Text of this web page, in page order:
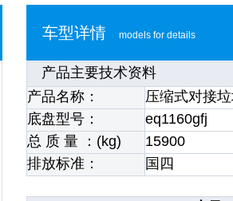
车型详情 models for details
产品主要技术资料
产品名称：
压缩式对接
底盘型号：
eq1160gfj
总 质 量 ：(kg)
15900
排放标准：
国四